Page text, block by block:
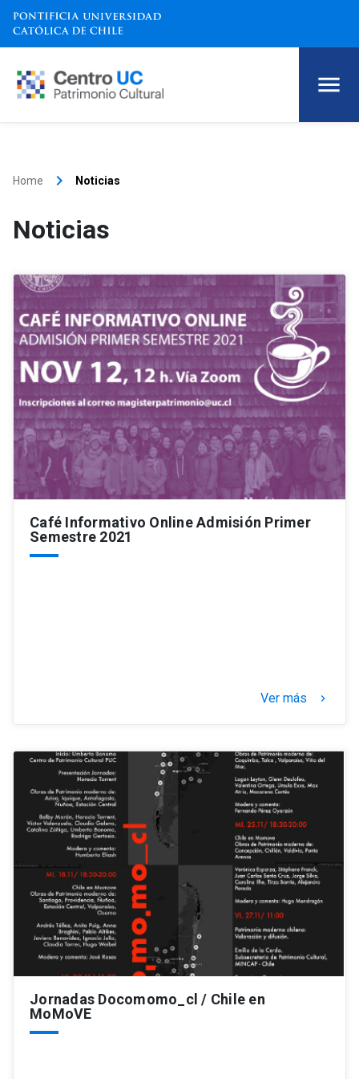
Home keyboard_arrow_right Noticias
Noticias
Café Informativo Online Admisión Primer
Semestre 2021
Ver más keyboard_arrow_right
Jornadas Docomomo_cl / Chile en
MoMoVE